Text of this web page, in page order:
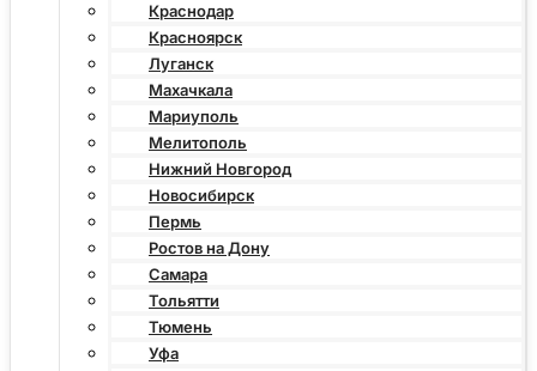
Краснодар
Красноярск
Луганск
Махачкала
Мариуполь
Мелитополь
Нижний Новгород
Новосибирск
Пермь
Ростов на Дону
Самара
Тольятти
Тюмень
Уфа